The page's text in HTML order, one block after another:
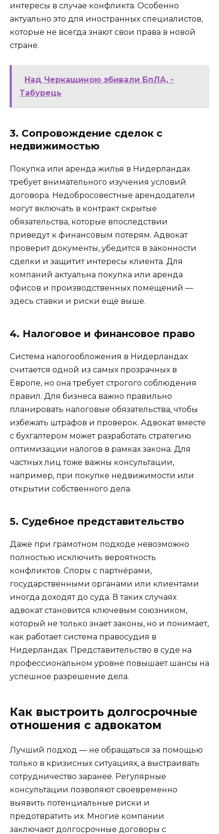
интересы в случае конфликта. Особенно
актуально это для иностранных специалистов,
которые не всегда знают свои права в новой
стране.
Над Черкащиною збивали БпЛА, -
Табурець
3. Сопровождение сделок с
недвижимостью
Покупка или аренда жилья в Нидерландах
требует внимательного изучения условий
договора. Недобросовестные арендодатели
могут включать в контракт скрытые
обязательства, которые впоследствии
приведут к финансовым потерям. Адвокат
проверит документы, убедится в законности
сделки и защитит интересы клиента. Для
компаний актуальна покупка или аренда
офисов и производственных помещений —
здесь ставки и риски ещё выше.
4. Налоговое и финансовое право
Система налогообложения в Нидерландах
считается одной из самых прозрачных в
Европе, но она требует строгого соблюдения
правил. Для бизнеса важно правильно
планировать налоговые обязательства, чтобы
избежать штрафов и проверок. Адвокат вместе
с бухгалтером может разработать стратегию
оптимизации налогов в рамках закона. Для
частных лиц тоже важны консультации,
например, при покупке недвижимости или
открытии собственного дела.
5. Судебное представительство
Даже при грамотном подходе невозможно
полностью исключить вероятность
конфликтов. Споры с партнёрами,
государственными органами или клиентами
иногда доходят до суда. В таких случаях
адвокат становится ключевым союзником,
который не только знает законы, но и понимает,
как работает система правосудия в
Нидерландах. Представительство в суде на
профессиональном уровне повышает шансы на
успешное разрешение дела.
Как выстроить долгосрочные
отношения с адвокатом
Лучший подход — не обращаться за помощью
только в кризисных ситуациях, а выстраивать
сотрудничество заранее. Регулярные
консультации позволяют своевременно
выявить потенциальные риски и
предотвратить их. Многие компании
заключают долгосрочные договоры с